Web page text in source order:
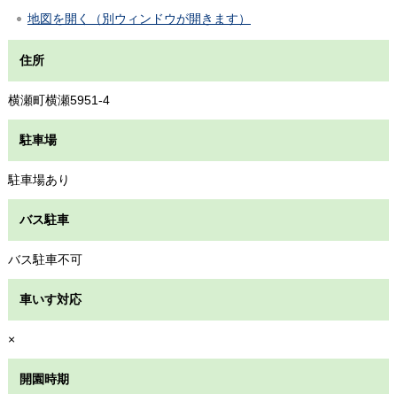
地図を開く（別ウィンドウが開きます）
住所
横瀬町横瀬5951-4
駐車場
駐車場あり
バス駐車
バス駐車不可
車いす対応
×
開園時期